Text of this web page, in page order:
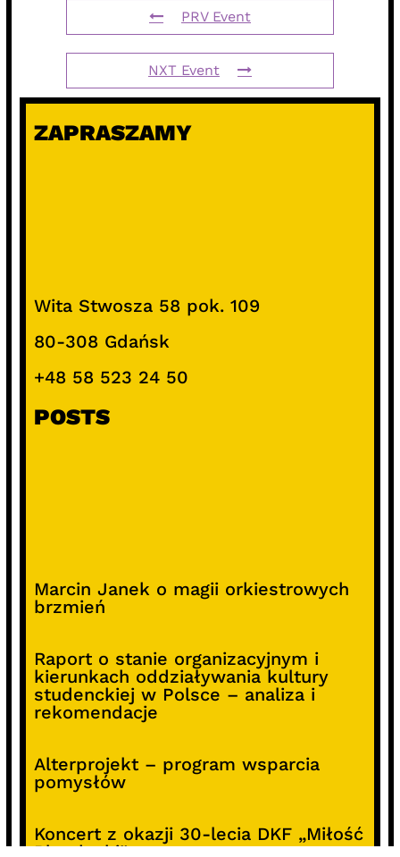
PRV Event
NXT Event
ZAPRASZAMY
Wita Stwosza 58 pok. 109
80-308 Gdańsk
+48 58 523 24 50
POSTS
Marcin Janek o magii orkiestrowych
brzmień
Raport o stanie organizacyjnym i
kierunkach oddziaływania kultury
studenckiej w Polsce – analiza i
rekomendacje
Alterprojekt – program wsparcia
pomysłów
Koncert z okazji 30-lecia DKF „Miłość
Blondynki”